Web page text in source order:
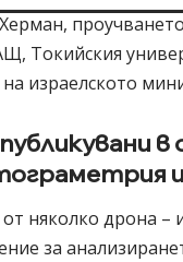
Токийския
израелското
няколко дрона
за